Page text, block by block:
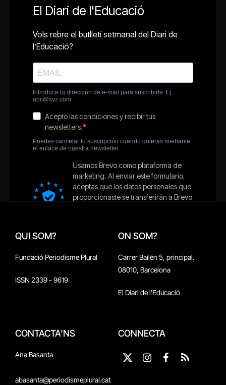
QUI SOM?
Fundació Periodisme Plural
ISSN 2339 - 9619
ON SOM?
Carrer Bailén 5, principal.
08010, Barcelona
El Diari de l'Educació
CONTACTA'NS
Ana Basanta
abasanta@periodismeplural.cat
CONNECTA
X
Instagram
Facebook
RSS